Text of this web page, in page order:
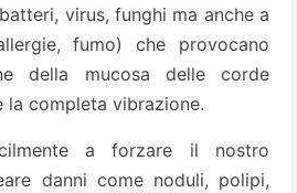
virus, funghi ma anche a
fumo) che provocano
della mucosa delle corde
la completa vibrazione.
a forzare il nostro
danni come noduli, polipi,